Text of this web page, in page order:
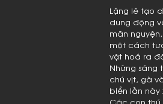
Lặng lẽ tạo
dung động
mãn
một cách
vật hoá ra
Những sáng
chú vịt, gà
biển lần